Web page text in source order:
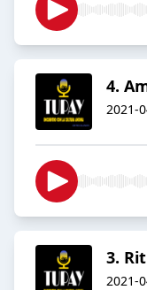
4.
2021-
3.
2021-